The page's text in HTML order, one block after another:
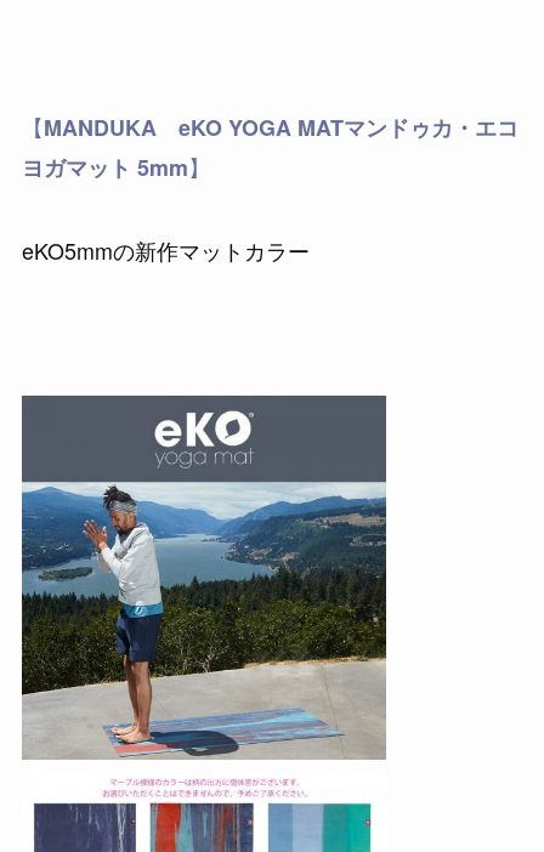
【MANDUKA eKO YOGA MATマンドゥカ・エコ
ヨガマット 5mm】
eKO5mmの新作マットカラー